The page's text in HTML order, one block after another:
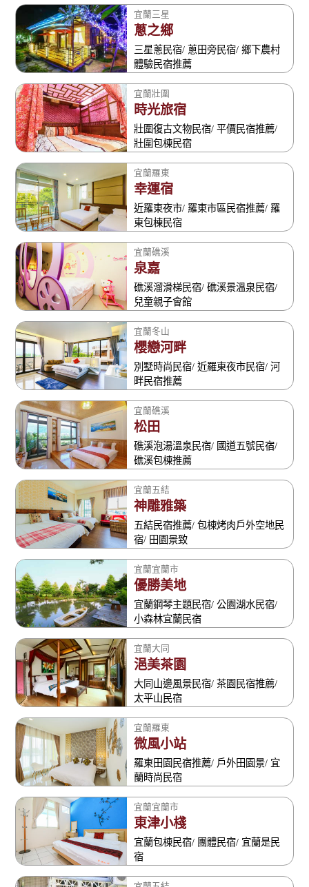
宜蘭三星
蔥之鄉
三星蔥民宿/ 蔥田旁民宿/ 鄉下農村
體驗民宿推薦
宜蘭壯圍
時光旅宿
壯圍復古文物民宿/ 平價民宿推薦/
壯圍包棟民宿
宜蘭羅東
幸運宿
近羅東夜市/ 羅東市區民宿推薦/ 羅
東包棟民宿
宜蘭礁溪
泉嘉
礁溪溜滑梯民宿/ 礁溪景溫泉民宿/
兒童親子會館
宜蘭冬山
櫻戀河畔
別墅時尚民宿/ 近羅東夜市民宿/ 河
畔民宿推薦
宜蘭礁溪
松田
礁溪泡湯溫泉民宿/ 國道五號民宿/
礁溪包棟推薦
宜蘭五結
神雕雅築
五結民宿推薦/ 包棟烤肉戶外空地民
宿/ 田園景致
宜蘭宜蘭市
優勝美地
宜蘭鋼琴主題民宿/ 公園湖水民宿/
小森林宜蘭民宿
宜蘭大同
浥美茶園
大同山邊風景民宿/ 茶園民宿推薦/
太平山民宿
宜蘭羅東
微風小站
羅東田園民宿推薦/ 戶外田園景/ 宜
蘭時尚民宿
宜蘭宜蘭市
東津小棧
宜蘭包棟民宿/ 團體民宿/ 宜蘭是民
宿